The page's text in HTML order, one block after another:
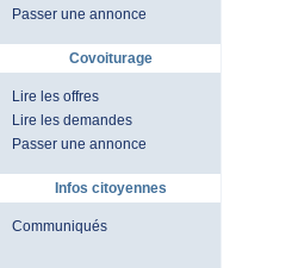
Passer une annonce
Covoiturage
Lire les offres
Lire les demandes
Passer une annonce
Infos citoyennes
Communiqués